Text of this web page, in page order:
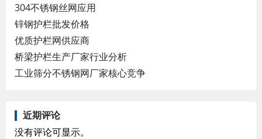
304不锈钢丝网应用
锌钢护栏批发价格
优质护栏网供应商
桥梁护栏生产厂家行业分析
工业筛分不锈钢网厂家核心竞争
近期评论
没有评论可显示。